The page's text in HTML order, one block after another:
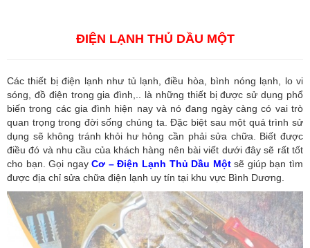
ĐIỆN LẠNH THỦ DẦU MỘT
Các thiết bị điện lạnh như tủ lạnh, điều hòa, bình nóng lạnh, lo vi
sóng, đồ điện trong gia đình,.. là những thiết bị được sử dụng phổ
biến trong các gia đình hiện nay và nó đang ngày càng có vai trò
quan trọng trong đời sống chúng ta. Đặc biệt sau một quá trình sử
dụng sẽ không tránh khỏi hư hỏng cần phải sửa chữa. Biết được
điều đó và nhu cầu của khách hàng nên bài viết dưới đây sẽ rất tốt
cho bạn. Gọi ngayCơ – Điện Lạnh Thủ Dầu Một sẽ giúp bạn tìm
được địa chỉ sửa chữa điện lạnh uy tín tại khu vực Bình Dương.